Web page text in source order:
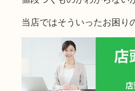
当店ではそういったお困り